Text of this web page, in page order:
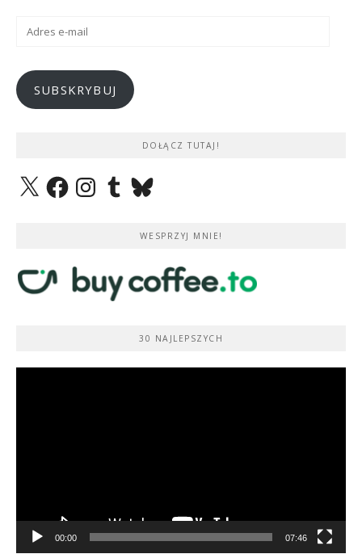
Adres
SUBSKRYBUJ
DOŁĄCZ TUTAJ!
X FacebookInstagramTumblrBluesky
WESPRZYJ MNIE!
30 NAJLEPSZYCH
00:00 07:46